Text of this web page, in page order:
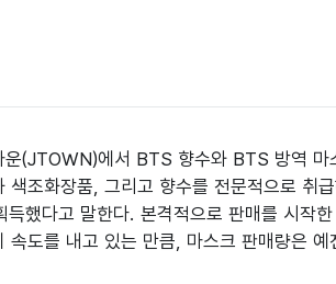
운(JTOWN)에서 BTS 향수와 BTS 방역
조화장품, 그리고 향수를 전문적으로 취
했다고 말한다. 본격적으로 판매를 시작
도를 내고 있는 만큼, 마스크 판매량은 예